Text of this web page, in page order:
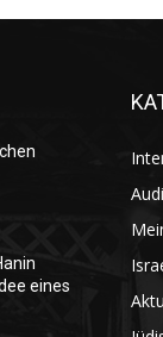
eines